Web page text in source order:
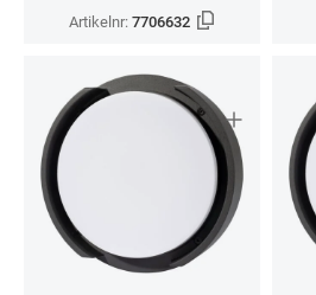
Artikelnr:7706632